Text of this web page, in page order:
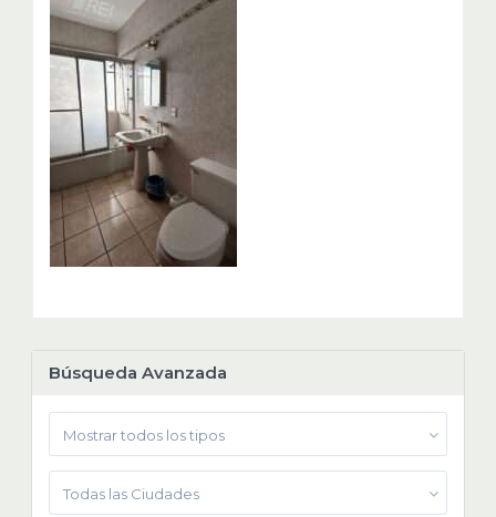
Búsqueda Avanzada
Mostrar todos los tipos
Todas las Ciudades